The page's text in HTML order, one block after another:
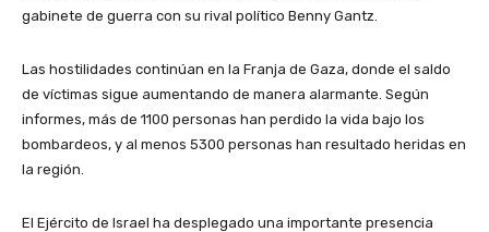
gabinete de guerra con su rival político Benny Gantz.
Las hostilidades continúan en la Franja de Gaza, donde el saldo
de víctimas sigue aumentando de manera alarmante. Según
informes, más de 1100 personas han perdido la vida bajo los
bombardeos, y al menos 5300 personas han resultado heridas en
la región.
El Ejército de Israel ha desplegado una importante presencia